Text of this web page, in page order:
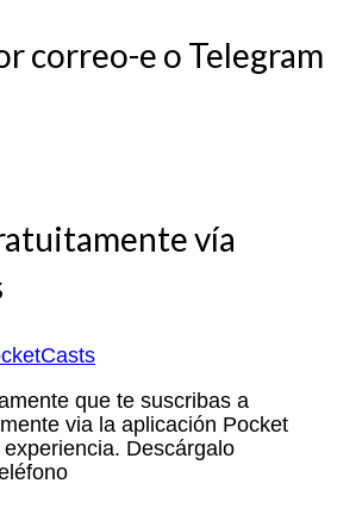
correo-e o Telegram
vía
que te suscribas a
via la aplicación Pocket
Descárgalo